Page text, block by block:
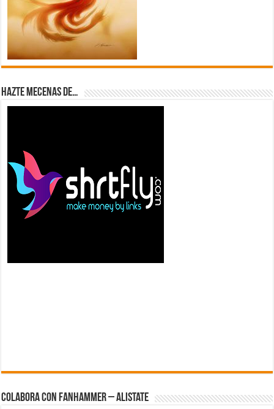
Hazte Mecenas de…
Colabora con FanHammer – Alistate